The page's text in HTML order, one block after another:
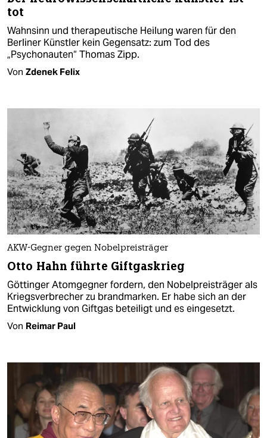
tot
Wahnsinn und therapeutische Heilung waren für den
Berliner Künstler kein Gegensatz: zum Tod des
„Psychonauten“ Thomas Zipp.
Von Zdenek Felix
AKW-Gegner gegen Nobelpreisträger
Otto Hahn führte Giftgaskrieg
Göttinger Atomgegner fordern, den Nobelpreisträger als
Kriegsverbrecher zu brandmarken. Er habe sich an der
Entwicklung von Giftgas beteiligt und es eingesetzt.
Von Reimar Paul